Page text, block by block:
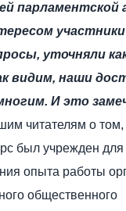
парламентской
уточняли
видим, наши
И это
читателям о том,
был учрежден
опыта работы
общественного